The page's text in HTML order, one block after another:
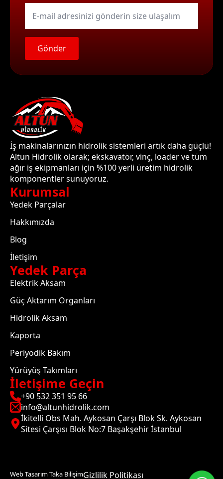
E-
mail
Gönder
İş makinalarınızın hidrolik sistemleri artık daha güçlü!
Altun Hidrolik olarak; ekskavatör, vinç, loader ve tüm
ağır iş ekipmanları için %100 yerli üretim hidrolik
komponentler sunuyoruz.
Kurumsal
Yedek Parçalar
Hakkımızda
Blog
İletişim
Yedek Parça
Elektrik Aksam
Güç Aktarım Organları
Hidrolik Aksam
Kaporta
Periyodik Bakım
Yürüyüş Takımları
İletişime Geçin
+90 532 351 95 66
info@altunhidrolik.com
İkitelli Obs Mah. Aykosan Çarşı Blok Sk. Aykosan
Sitesi Çarşısı Blok No:7 Başakşehir İstanbul
Web Tasarım Taka BilişimGizlilik Politikası